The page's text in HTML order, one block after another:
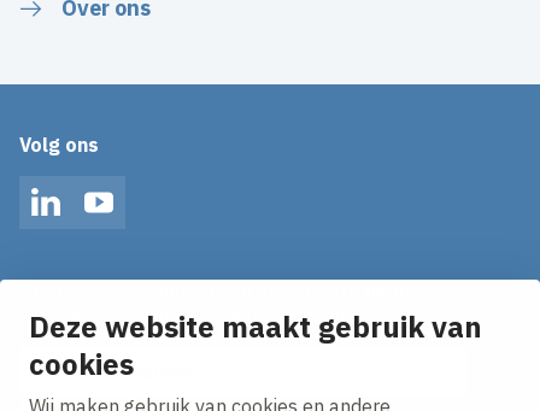
Deze website maakt gebruik van
cookies
Wij maken gebruik van cookies en andere
Over ons
Volg ons
LinkedInYouTube
Ontvang onze nieuws alerts in je mailbox!
E-mailadres